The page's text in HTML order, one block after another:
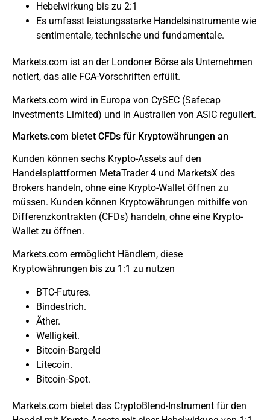
Hebelwirkung bis zu 2:1
Es umfasst leistungsstarke Handelsinstrumente wie
sentimentale, technische und fundamentale.
Markets.com ist an der Londoner Börse als Unternehmen
notiert, das alle FCA-Vorschriften erfüllt.
Markets.com wird in Europa von CySEC (Safecap
Investments Limited) und in Australien von ASIC reguliert.
Markets.com bietet CFDs für Kryptowährungen an
Kunden können sechs Krypto-Assets auf den
Handelsplattformen MetaTrader 4 und MarketsX des
Brokers handeln, ohne eine Krypto-Wallet öffnen zu
müssen. Kunden können Kryptowährungen mithilfe von
Differenzkontrakten (CFDs) handeln, ohne eine Krypto-
Wallet zu öffnen.
Markets.com ermöglicht Händlern, diese
Kryptowährungen bis zu 1:1 zu nutzen
BTC-Futures.
Bindestrich.
Äther.
Welligkeit.
Bitcoin-Bargeld
Litecoin.
Bitcoin-Spot.
Markets.com bietet das CryptoBlend-Instrument für den